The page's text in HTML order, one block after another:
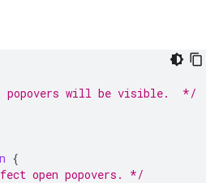
will be visible.  */
{
open popovers. */